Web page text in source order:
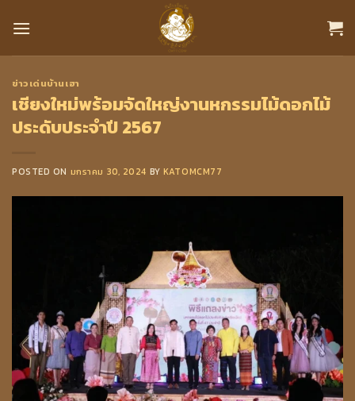
ข่าวเด่นบ้านเฮา
เชียงใหม่พร้อมจัดใหญ่งานหกรรมไม้ดอกไม้
ประดับประจำปี 2567
POSTED ON มกราคม 30, 2024 BY KATOMCM77